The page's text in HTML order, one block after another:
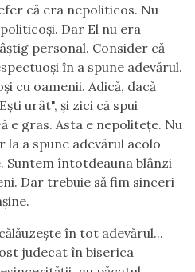
că era nepoliticos. Nu
şi. Dar El nu era
âştig personal. Consider că
şi în a spune adevărul.
şi cu oamenii. Adică, dacă
şti urât", şi zici că spui
ă e gras. Asta e nepoliteţe. Nu
la a spune adevărul acolo
Suntem întotdeauna blânzi
Dar trebuie să fim sinceri
şine.
ălăuzeşte în tot adevărul...
judecat în biserica